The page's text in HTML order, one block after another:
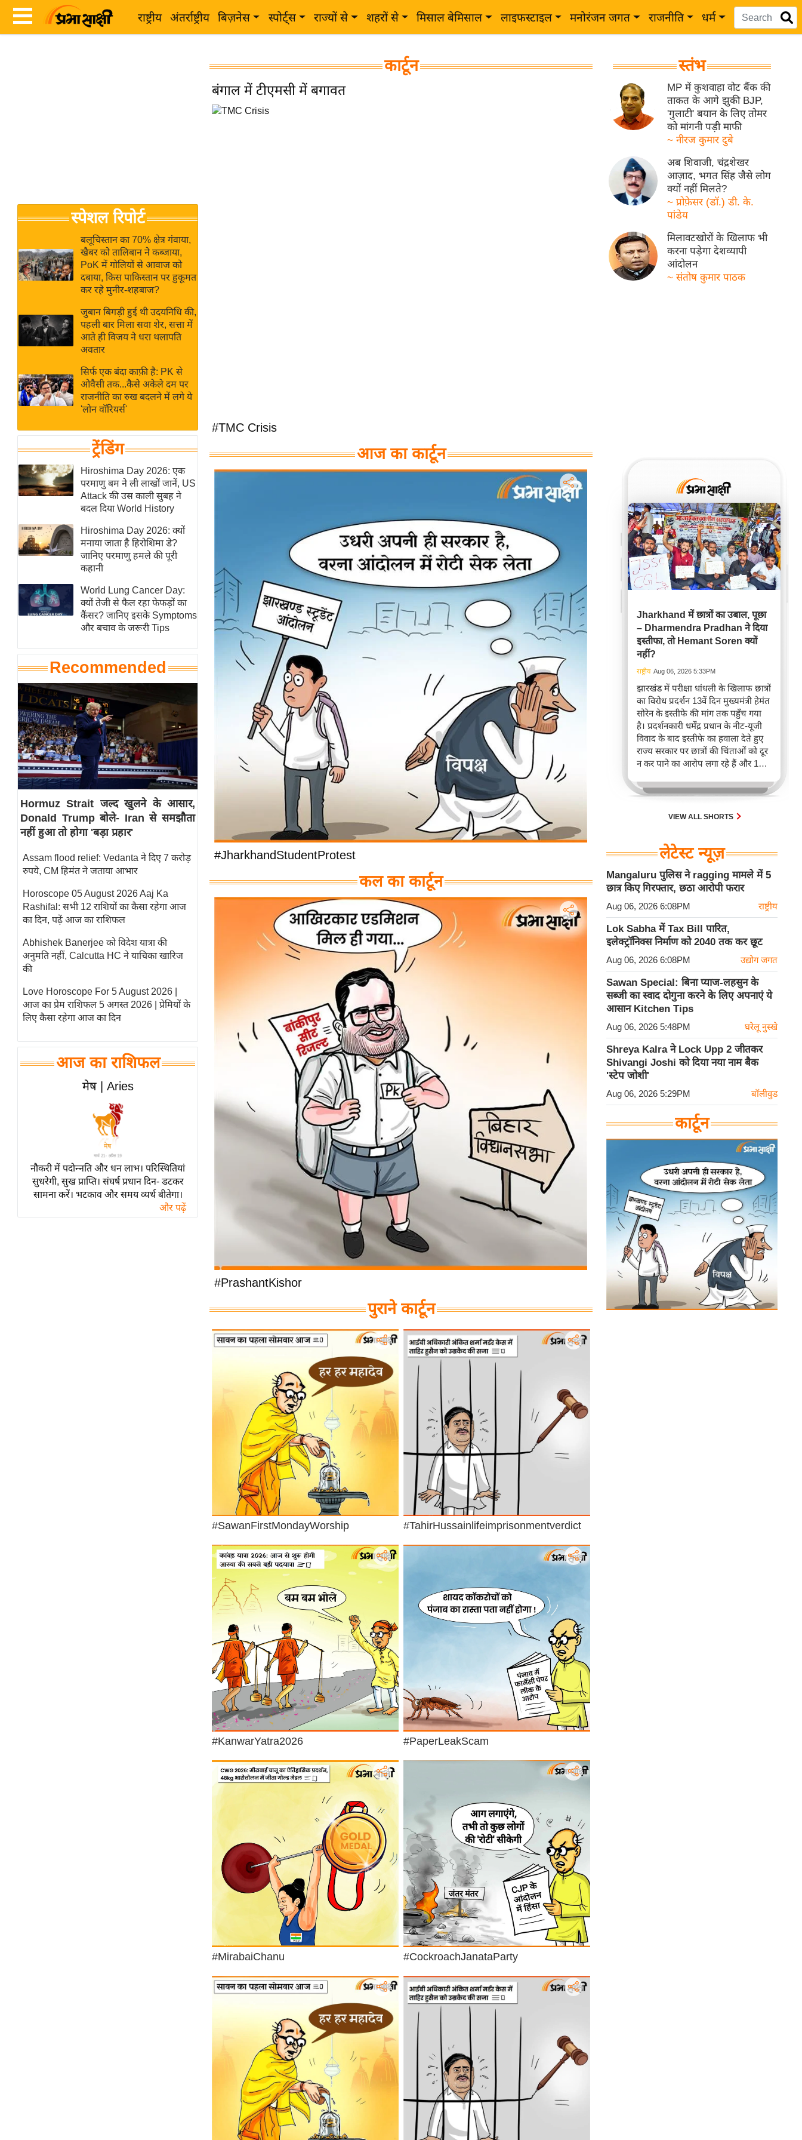
राष्ट्रीय अंतर्राष्ट्रीय बिज़नेस स्पोर्ट्स राज्यों से शहरों से मिसाल बेमिसाल लाइफस्टाइल मनोरंजन जगत राजनीति धर्म
Breaking
News in
Hindi
Hindi
Videos
जगत
राय
बजट
IPL
2026
ई-पेपर
मिसाल बेमिसाल
शख्सियत
यंग इंडिया
साहित्य जगत
ऑटो वर्ल्ड
न्यूज ब्रीफ
मनोरंजन जगत
बॉलीवुड
हॉलीवुड
फिल्म समीक्षा
News
लाइफस्टाइल
टेक्नॉलॉजी
ब्यूटी/फैशन
घरेलू नुस्खे
पर्यटन स्थल
फिटनेस मंत्रा
रिलेशनशिप
राजनीति
विश्लेषण
समसामयिक
मातृभूमि
स्तंभ
एम.
आर.
आई.
समीक्षा
धर्म
ज्योतिष
प्रभु
धर्मस्थल
व्रत
त्योहार
राशिफल
विशेष
स्पेशल रिपोर्ट
बलूचिस्तान का 70% क्षेत्र गंवाया,
खैबर को तालिबान ने कब्जाया,
PoK में गोलियों से आवाज को
दबाया, किस पाकिस्तान पर हुकूमत
कर रहे मुनीर-शहबाज?
जुबान बिगड़ी हुई थी उदयनिधि की,
पहली बार मिला सवा शेर, सत्ता में
आते ही विजय ने धरा थलापति
अवतार
सिर्फ एक बंदा काफ़ी है: PK से
ओवैसी तक...कैसे अकेले दम पर
राजनीति का रुख बदलने में लगे ये
'लोन वॉरियर्स'
ट्रेंडिंग
Hiroshima Day 2026: एक
परमाणु बम ने ली लाखों जानें, US
Attack की उस काली सुबह ने
बदल दिया World History
Hiroshima Day 2026: क्यों
मनाया जाता है हिरोशिमा डे?
जानिए परमाणु हमले की पूरी
कहानी
World Lung Cancer Day:
क्यों तेजी से फैल रहा फेफड़ों का
कैंसर? जानिए इसके Symptoms
और बचाव के जरूरी Tips
Recommended
Hormuz Strait जल्द खुलने के आसार,
Donald Trump बोले- Iran से समझौता
नहीं हुआ तो होगा 'बड़ा प्रहार'
Assam flood relief: Vedanta ने दिए 7 करोड़
रुपये, CM हिमंत ने जताया आभार
Horoscope 05 August 2026 Aaj Ka
Rashifal: सभी 12 राशियों का कैसा रहेगा आज
का दिन, पढ़ें आज का राशिफल
Abhishek Banerjee को विदेश यात्रा की
अनुमति नहीं, Calcutta HC ने याचिका खारिज
की
Love Horoscope For 5 August 2026 |
आज का प्रेम राशिफल 5 अगस्त 2026 | प्रेमियों के
लिए कैसा रहेगा आज का दिन
आज का राशिफल
मेष | Aries
नौकरी में पदोन्नति और धन लाभ। परिस्थितियां
सुधरेगी, सुख प्राप्ति। संघर्ष प्रधान दिन- डटकर
सामना करें। भटकाव और समय व्यर्थ बीतेगा।
और पढ़ें
कार्टून
बंगाल में टीएमसी में बगावत
#TMC Crisis
आज का कार्टून
#JharkhandStudentProtest
कल का कार्टून
#PrashantKishor
पुराने कार्टून
#SawanFirstMondayWorship #TahirHussainlifeimprisonmentverdict
#KanwarYatra2026 #PaperLeakScam
#MirabaiChanu #CockroachJanataParty
स्तंभ
MP में कुशवाहा वोट बैंक की
ताकत के आगे झुकी BJP,
'गुलाटी' बयान के लिए तोमर
को मांगनी पड़ी माफी
~ नीरज कुमार दुबे
अब शिवाजी, चंद्रशेखर
आज़ाद, भगत सिंह जैसे लोग
क्यों नहीं मिलते?
~ प्रोफ़ेसर (डॉ.) डी. के.
पांडेय
मिलावटखोरों के खिलाफ भी
करना पड़ेगा देशव्यापी
आंदोलन
~ संतोष कुमार पाठक
Jharkhand में छात्रों का उबाल, पूछा
– Dharmendra Pradhan ने दिया
इस्तीफा, तो Hemant Soren क्यों
नहीं?
राष्ट्रीय Aug 06, 2026 5:33PM
झारखंड में परीक्षा धांधली के खिलाफ छात्रों
का विरोध प्रदर्शन 13वें दिन मुख्यमंत्री हेमंत
सोरेन के इस्तीफे की मांग तक पहुँच गया
है। प्रदर्शनकारी धर्मेंद्र प्रधान के नीट-यूजी
विवाद के बाद इस्तीफे का हवाला देते हुए
राज्य सरकार पर छात्रों की चिंताओं को दूर
न कर पाने का आरोप लगा रहे हैं और 14वीं
जांच की मांग कर रहे हैं।
VIEW ALL SHORTS
लेटेस्ट न्यूज़
Mangaluru पुलिस ने ragging मामले में 5
छात्र किए गिरफ्तार, छठा आरोपी फरार
Aug 06, 2026 6:08PM राष्ट्रीय
Lok Sabha में Tax Bill पारित,
इलेक्ट्रॉनिक्स निर्माण को 2040 तक कर छूट
Aug 06, 2026 6:08PM उद्योग जगत
Sawan Special: बिना प्याज-लहसुन के
सब्जी का स्वाद दोगुना करने के लिए अपनाएं ये
आसान Kitchen Tips
Aug 06, 2026 5:48PM घरेलू नुस्खे
Shreya Kalra ने Lock Upp 2 जीतकर
Shivangi Joshi को दिया नया नाम बैक
'स्टेप जोशी'
Aug 06, 2026 5:29PM बॉलीवुड
कार्टून